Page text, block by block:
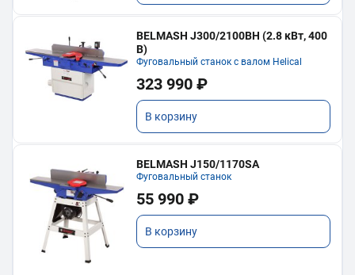
BELMASH J300/2100ВH (2.8 кВт, 400
В)
Фуговальный станок с валом Helical
323 990 ₽
В корзину
BELMASH J150/1170SA
Фуговальный станок
55 990 ₽
В корзину